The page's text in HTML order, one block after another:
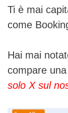
Ti è mai
come
Hai mai
compare
solo X sul